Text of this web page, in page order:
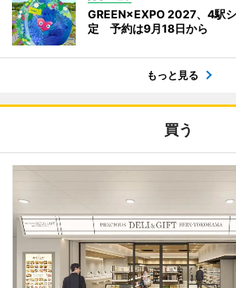
GREEN×EXPO 2027、4駅
定 予約は9月18日から
もっと見る
買う